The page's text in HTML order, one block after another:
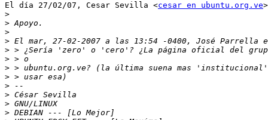
El día 27/02/07, Cesar Sevilla <cesar en ubuntu.org.ve
>
>
>
>
>
>
>
>
>
>
>
>